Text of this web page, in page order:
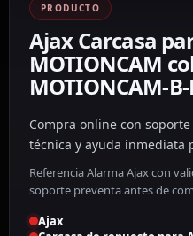
PRODUCTO
Ajax Carcasa
MOTIONCAM
MOTIONCAM-
Compra online con
técnica y ayuda inmediata
Referencia Alarma Ajax con
soporte preventa antes de
Ajax